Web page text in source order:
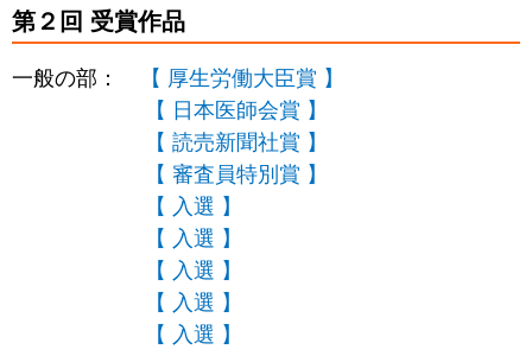
第２回 受賞作品
一般の部：
【 厚生労働大臣賞 】
【 日本医師会賞 】
【 読売新聞社賞 】
【 審査員特別賞 】
【 入選 】
【 入選 】
【 入選 】
【 入選 】
【 入選 】